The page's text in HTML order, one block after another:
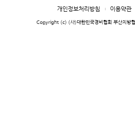
개인정보처리방침 이용약관
Copyright (c) (사)대한민국경비협회 부산지방